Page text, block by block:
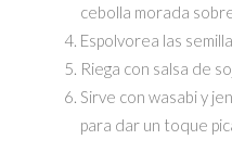
cebolla morada
Espolvorea las
Riega con salsa de
Sirve con wasabi y
para dar un toque